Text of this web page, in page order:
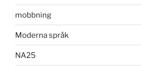
mobbning
Moderna språk
NA25